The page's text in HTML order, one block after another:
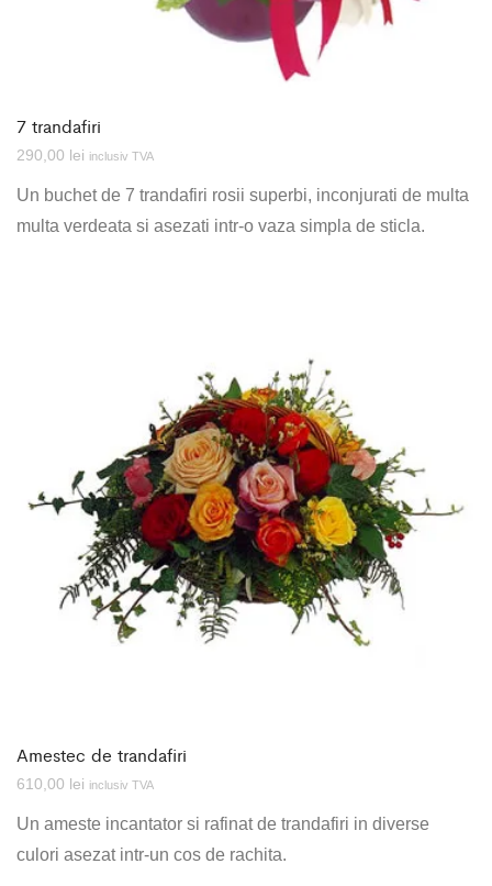
7 trandafiri
290,00 lei inclusiv TVA
Un buchet de 7 trandafiri rosii superbi, inconjurati de multa
multa verdeata si asezati intr-o vaza simpla de sticla.
Amestec de trandafiri
610,00 lei inclusiv TVA
Un ameste incantator si rafinat de trandafiri in diverse
culori asezat intr-un cos de rachita.